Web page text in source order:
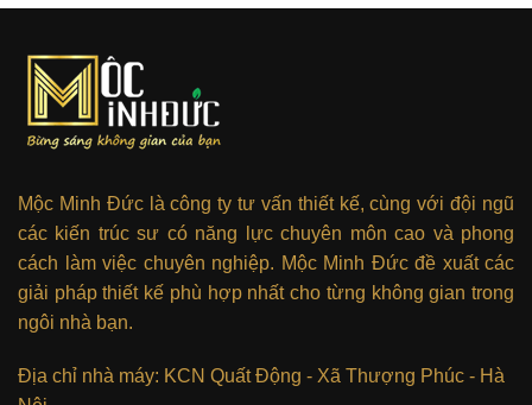
Mộc Minh Đức là công ty tư vấn thiết kế, cùng với đội ngũ
các kiến trúc sư có năng lực chuyên môn cao và phong
cách làm việc chuyên nghiệp. Mộc Minh Đức đề xuất các
giải pháp thiết kế phù hợp nhất cho từng không gian trong
ngôi nhà bạn.
Địa chỉ nhà máy: KCN Quất Động - Xã Thượng Phúc - Hà